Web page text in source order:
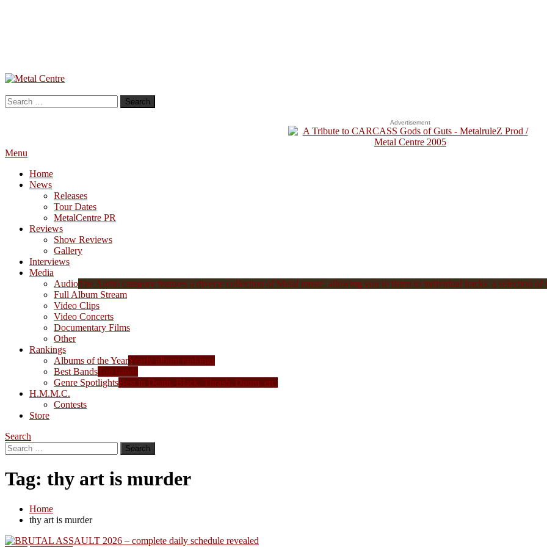
Skip
Content
Metal Centre
Mailorder & Webzine
Search
for:
Advertisement
Menu
Home
News
Releases
Tour Dates
MetalCentre PR
Reviews
Show Reviews
Gallery
Interviews
Media
AudioThe Audio category features a diverse collection of Metal music, allowing you to listen to individual tracks, a selection of
Full Album Stream
Video Clips
Video Concerts
Documentary Films
Other
Rankings
Albums of the YearYearly album rankings
Best BandsTop bands
Genre SpotlightsBest in Death, Black, Thrash, Doom, etc.
H.M.M.C.
Contests
Store
Search
Search
for:
Tag: thy art is murder
Home
thy art is murder